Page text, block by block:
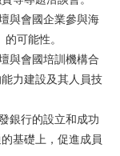
與會國企業參與海
可能性。
與會國培訓機構合
力建設及其人員技
銀行的設立和成功
基礎上，促進成員